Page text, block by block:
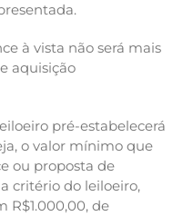
à vista não será mais
aquisição
pré-estabelecerá
o valor mínimo que
ou proposta de
critério do leiloeiro,
R$1.000,00, de